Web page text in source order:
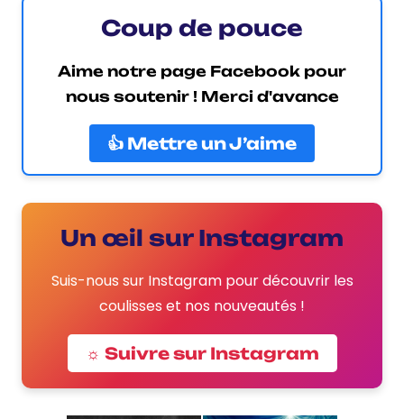
Coup de pouce
Aime notre page Facebook pour
nous soutenir ! Merci d'avance
👍 Mettre un J’aime
Un œil sur Instagram
Suis-nous sur Instagram pour découvrir les
coulisses et nos nouveautés !
☼ Suivre sur Instagram